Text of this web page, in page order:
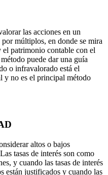
las acciones en un
múltiplos, en donde se mira
el patrimonio contable con el
puede dar una guía
o infravalorado está el
y no es el principal método
altos o bajos
tasas de interés son como
y cuando las tasas de interés
están justificados y cuando las